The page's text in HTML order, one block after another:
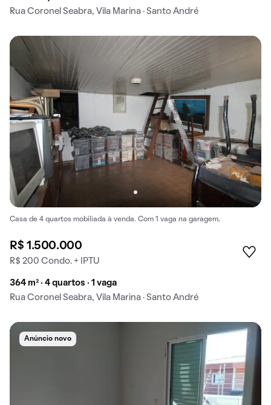
Rua Coronel Seabra, Vila Marina · Santo André
Casa de 4 quartos mobiliada à venda. Com 1 vaga na garagem.
R$ 1.500.000
R$ 200 Condo. + IPTU
364 m² · 4 quartos · 1 vaga
Rua Coronel Seabra, Vila Marina · Santo André
Anúncio novo